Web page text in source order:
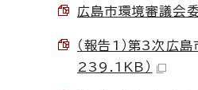
広島市環境審議会
（報告1）第3次広
239.1KB）